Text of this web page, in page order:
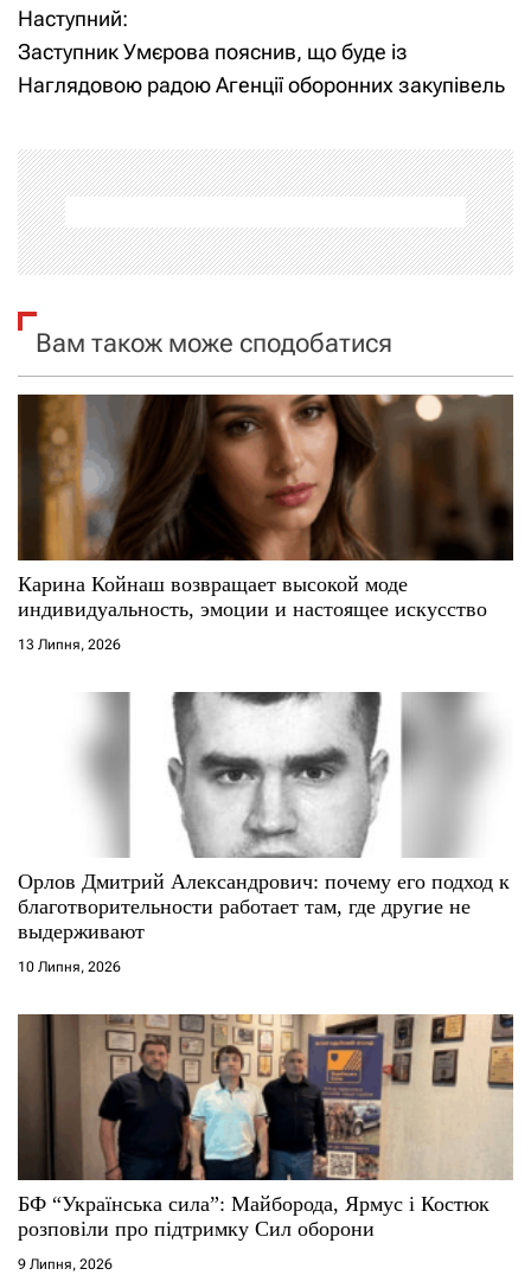
в
і
а
ц
і
я
з
с
і
Наступний:
Заступник Умєрова пояснив, що буде із
Наглядовою радою Агенції оборонних закупівель
Вам також може сподобатися
Карина Койнаш возвращает высокой моде
индивидуальность, эмоции и настоящее искусство
13 Липня, 2026
Орлов Дмитрий Александрович: почему его подход к
благотворительности работает там, где другие не
выдерживают
10 Липня, 2026
БФ “Українська сила”: Майборода, Ярмус і Костюк
розповіли про підтримку Сил оборони
9 Липня, 2026